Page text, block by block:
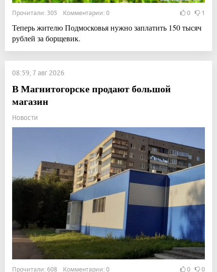
Прочитали: 305 Комментарии: 0 0 1
Теперь жителю Подмосковья нужно заплатить 150 тысяч
рублей за борщевик.
08:59, 7 авг 2026
В Магнитогорске продают большой
магазин
Новости
Прочитали: 608 Комментарии: 0 0 0